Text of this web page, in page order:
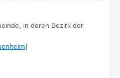
in deren Bezirk der